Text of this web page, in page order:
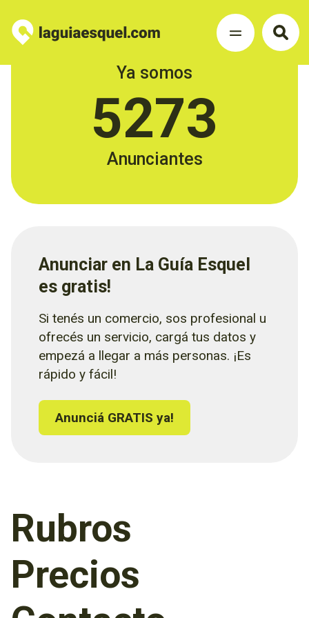
Ya somos
5273
Anunciantes
Anunciar en La Guía Esquel
es gratis!
Si tenés un comercio, sos profesional u
ofrecés un servicio, cargá tus datos y
empezá a llegar a más personas. ¡Es
rápido y fácil!
Anunciá GRATIS ya!
Rubros
Precios